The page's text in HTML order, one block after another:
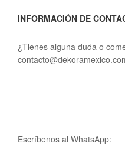
INFORMACIÓN DE
¿Tienes alguna duda o
Escríbenos al WhatsApp: